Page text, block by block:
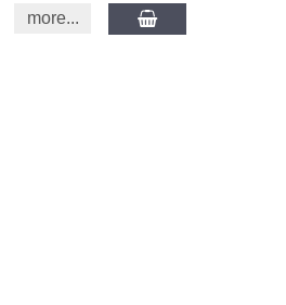
more...